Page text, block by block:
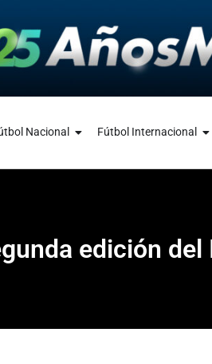
Nacional Fútbol Internacional
edición del